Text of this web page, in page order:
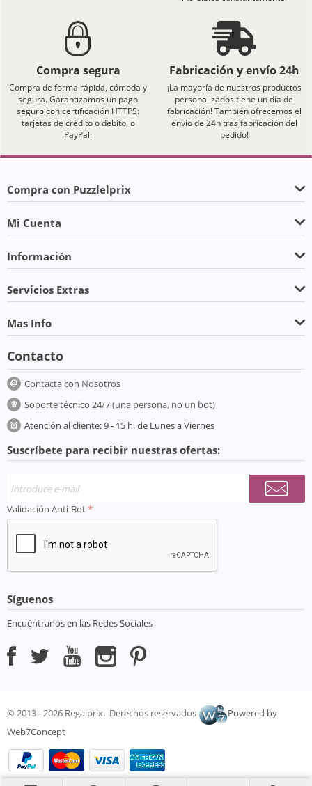
Compra segura
Compra de forma rápida, cómoda y
segura. Garantizamos un pago
seguro con certificación HTTPS:
tarjetas de crédito o débito, o
PayPal.
Fabricación y envío 24h
¡La mayoría de nuestros productos
personalizados tiene un día de
fabricación! También ofrecemos el
envío de 24h tras fabricación del
pedido!
Compra con Puzzlelprix
Mi Cuenta
Información
Servicios Extras
Mas Info
Contacto
Contacta con Nosotros
Soporte técnico 24/7 (una persona, no un bot)
Atención al cliente: 9 - 15 h. de Lunes a Viernes
Suscríbete para recibir nuestras ofertas:
Validación Anti-Bot
Síguenos
Encuéntranos en las Redes Sociales
© 2013 - 2026 Regalprix. Derechos reservados
Powered by
Web7Concept